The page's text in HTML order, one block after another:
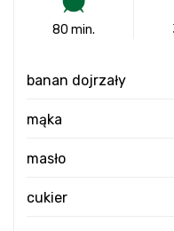
80 min.
banan dojrzały
mąka
masło
cukier